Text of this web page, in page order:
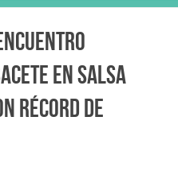
en Salsa
récord de